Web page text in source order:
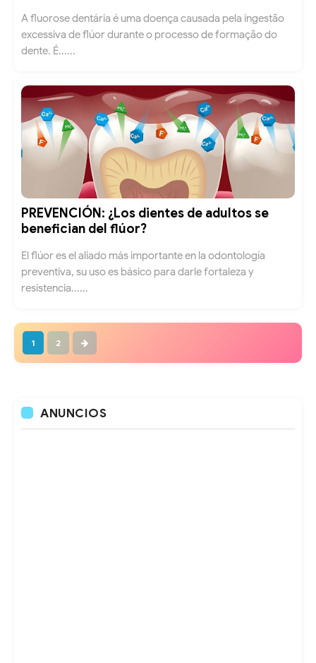
A fluorose dentária é uma doença causada pela ingestão
excessiva de flúor durante o processo de formação do
dente. É......
PREVENCIÓN: ¿Los dientes de adultos se
benefician del flúor?
El flúor es el aliado más importante en la odontología
preventiva, su uso es básico para darle fortaleza y
resistencia......
1 2
ANUNCIOS